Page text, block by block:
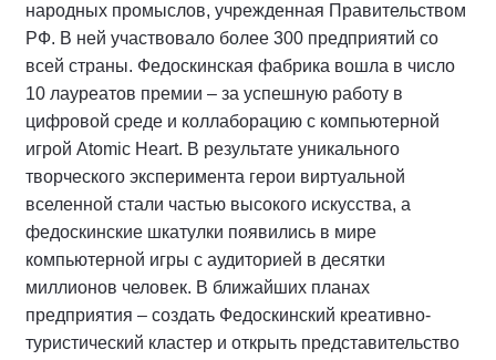
народных промыслов, учрежденная Правительством
РФ. В ней участвовало более 300 предприятий со
всей страны. Федоскинская фабрика вошла в число
10 лауреатов премии – за успешную работу в
цифровой среде и коллаборацию с компьютерной
игрой Atomic Heart. В результате уникального
творческого эксперимента герои виртуальной
вселенной стали частью высокого искусства, а
федоскинские шкатулки появились в мире
компьютерной игры с аудиторией в десятки
миллионов человек. В ближайших планах
предприятия – создать Федоскинский креативно-
туристический кластер и открыть представительство